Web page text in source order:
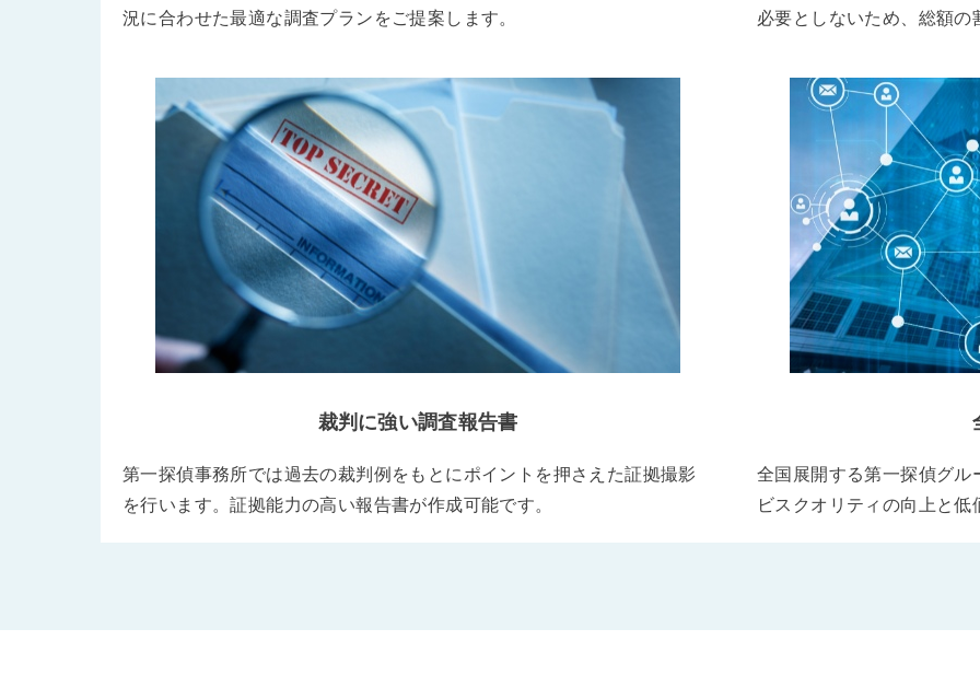
況に合わせた最適な調査プランをご提案します。
必要としないため、総額
裁判に強い調査報告書
第一探偵事務所では過去の裁判例をもとにポイントを押さえた証拠撮影
を行います。証拠能力の高い報告書が作成可能です。
全国展開する第一探偵グ
ビスクオリティの向上と